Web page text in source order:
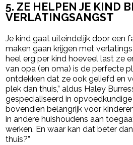
5. ZE HELPEN JE KIND
VERLATINGSANGST
Je kind gaat uiteindelijk door een
maken gaan krijgen met
heel erg per kind hoeveel last ze
van opa (en oma) is de perfecte
ontdekken dat ze ook geliefd en
plek dan thuis,” aldus Haley
gespecialiseerd in
bovendien belangrijk voor
in andere huishoudens aan
werken. En waar kan dat beter
thuis?”